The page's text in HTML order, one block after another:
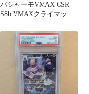
バシャーモVMAX CSR
S8b VMAXクライマック